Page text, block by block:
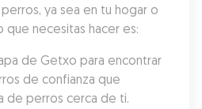
ya sea en tu hogar o
que necesitas hacer es:
de Getxo para encontrar
de confianza que
de perros cerca de ti.